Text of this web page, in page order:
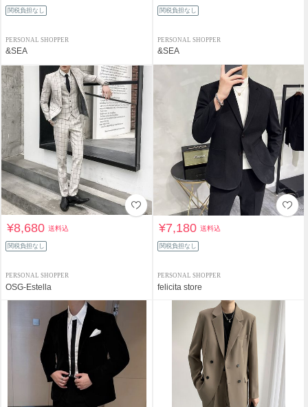
関税負担なし
PERSONAL SHOPPER
&SEA
関税負担なし
PERSONAL SHOPPER
&SEA
¥8,680送料込
関税負担なし
PERSONAL SHOPPER
OSG-Estella
¥7,180送料込
関税負担なし
PERSONAL SHOPPER
felicita store